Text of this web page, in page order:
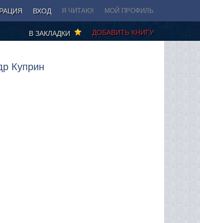
ВХОД Я ЧИТАЮ! МОЙ ПРОФИЛЬ
ДОБАВИТЬ КНИГУ
В ЗАКЛАДКИ
Куприн